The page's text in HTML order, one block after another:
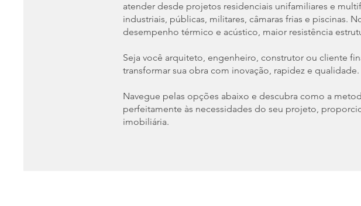
atender desde projetos residenciais unifamiliares e
industriais, públicas, militares, câmaras frias e piscinas.
desempenho térmico e acústico, maior resistência
Seja você arquiteto, engenheiro, construtor ou cliente
transformar sua obra com inovação, rapidez e qualidade.
Navegue pelas opções abaixo e descubra como a
perfeitamente às necessidades do seu projeto,
imobiliária.